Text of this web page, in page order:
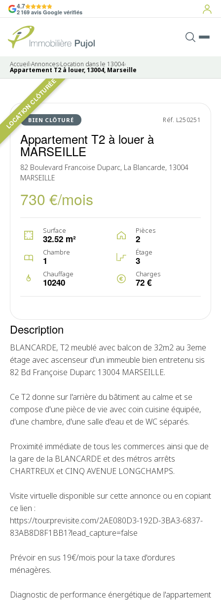
4.7
2 169 avis Google vérifiés
Accueil›Annonces›Location dans le 13004›
Appartement T2 à louer, 13004, Marseille
LOCATION CLÔTURÉE
BIEN CLÔTURÉ Réf. L250251
Appartement T2 à louer à
MARSEILLE
82 Boulevard Francoise Duparc, La Blancarde, 13004
MARSEILLE
730 €/mois
Surface
32.52 m²
Pièces
2
Chambre
1
Étage
3
Chauffage
10240
Charges
72 €
LOUÉ
Description
BLANCARDE, T2 meublé avec balcon de 32m2 au 3eme
étage avec ascenseur d'un immeuble bien entretenu sis
82 Bd Françoise Duparc 13004 MARSEILLE.
Ce T2 donne sur l'arrière du bâtiment au calme et se
compose d'une pièce de vie avec coin cuisine équipée,
d'une chambre, d'une salle d'eau et de WC séparés.
Proximité immédiate de tous les commerces ainsi que de
la gare de la BLANCARDE et des métros arrêts
CHARTREUX et CINQ AVENUE LONGCHAMPS.
Visite virtuelle disponible sur cette annonce ou en copiant
ce lien :
https://tour.previsite.com/2AE080D3-192D-3BA3-6837-
83AB8D8F1BB1?lead_capture=false
Prévoir en sus 19€/mois pour la taxe d'ordures
ménagères.
Diagnostic de performance énergétique de l'appartement